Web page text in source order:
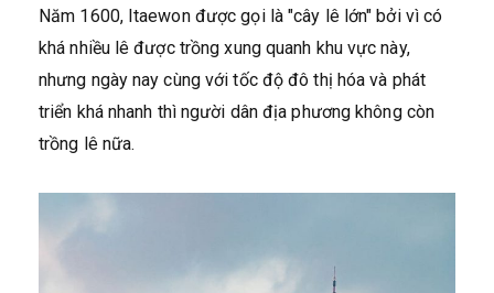
Năm 1600, Itaewon được gọi là "cây lê lớn" bởi vì có
khá nhiều lê được trồng xung quanh khu vực này,
nhưng ngày nay cùng với tốc độ đô thị hóa và phát
triển khá nhanh thì người dân địa phương không còn
trồng lê nữa.